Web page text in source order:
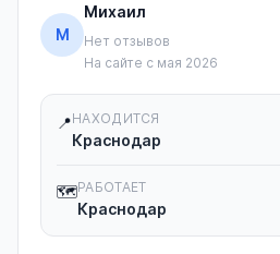
М
Михаил
Нет отзывов
На сайте с мая 2026
📍НАХОДИТСЯ
Краснодар
🗺️РАБОТАЕТ
Краснодар